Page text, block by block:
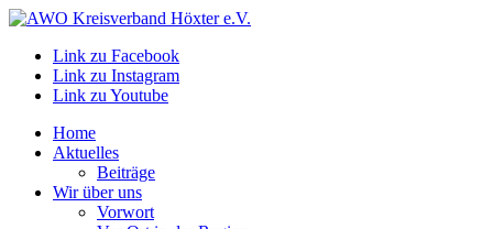
Link zu Facebook
Link zu Instagram
Link zu Youtube
Home
Aktuelles
Beiträge
Wir über uns
Vorwort